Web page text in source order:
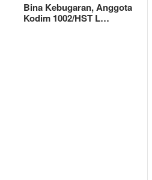
Bina Kebugaran, Anggota
Kodim 1002/HST L…